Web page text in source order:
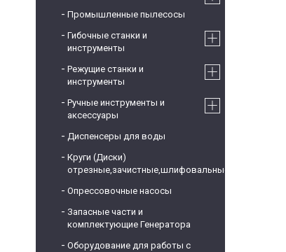
Промышленные пылесосы
Гибочные станки и
инструменты
Режущие станки и
инструменты
Ручные инструменты и
аксессуары
Диспенсеры для воды
Круги (Диски)
отрезные,зачистные,шлифовальные
Опрессовочные насосы
Запасные части и
комплектующие Генератора
Оборудование для работы с